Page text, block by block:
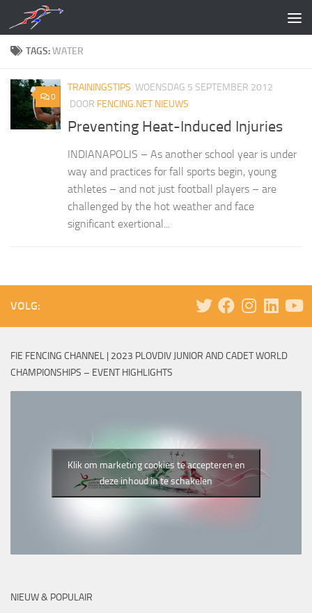
Doorgaan naar inhoud
TAGS:WATER
0
TRAININGSTIPS WOENSDAG 5 SEPTEMBER 2012
DOOR FENCING.NET NIEUWS
Preventing Heat-Induced Injuries
INDIANAPOLIS – As another school year is under
way and practices for fall sports begin, young
athletes – and not just football players – are
challenged by the hot weather and face
significant exertional...
VOLG:
FIE FENCING CHANNEL | 2023 PLOVDIV JUNIOR AND CADET WORLD
CHAMPIONSHIPS – EVENT HIGHLIGHTS
Klik om marketing cookies te accepteren en
deze inhoud in te schakelen
NIEUW & POPULAIR